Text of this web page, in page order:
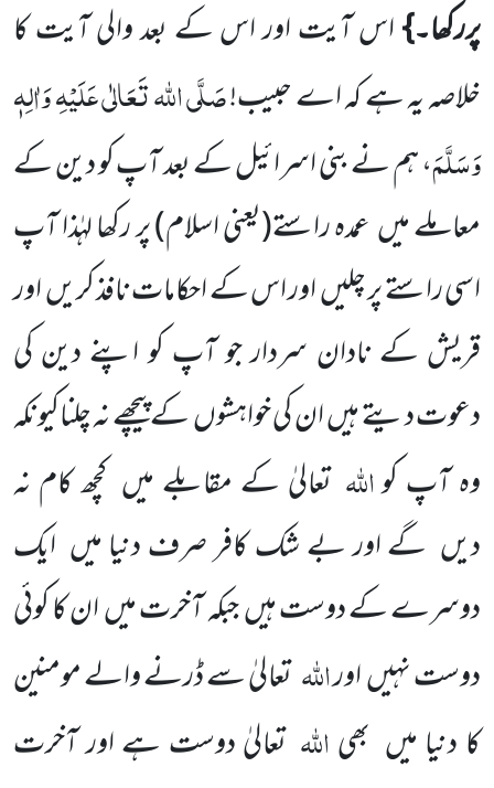
پررکھا۔}اس آیت اور اس کے بعد والی آیت کا
خلاصہ یہ ہے کہ اے حبیب!صَلَّی اللہ تَعَالٰی عَلَیْہِ وَاٰلِہٖ
وَسَلَّمَ، ہم نے بنی اسرائیل کے بعد آپ کو دین کے
معاملے میں عمدہ راستے(یعنی اسلام)پر رکھا لہٰذا آپ
اسی راستے پر چلیں اور اس کے احکامات نافذ کریں اور
قریش کے نادان سردار جو آپ کو اپنے دین کی
دعوت دیتے ہیں ان کی خواہشوں کے پیچھے نہ چلناکیونکہ
وہ آپ کواللہ تعالیٰ کے مقابلے میں کچھ کام نہ
دیں گے اور بے شک کافر صرف دنیا میں ایک
دوسرے کے دوست ہیں جبکہ آخرت میں ان کا کوئی
دوست نہیں اوراللہتعالیٰ سے ڈرنے والے مومنین
کا دنیا میں بھیاللہ تعالیٰ دوست ہے اور آخرت